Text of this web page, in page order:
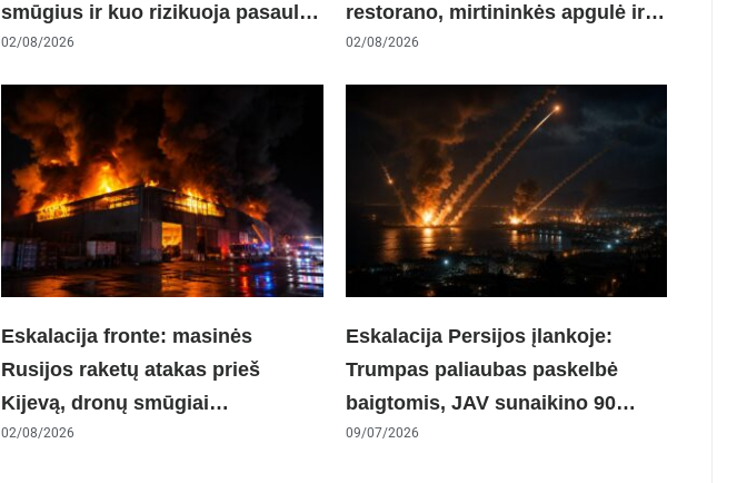
smūgius ir kuo rizikuoja pasaulio
ekonomika
02/08/2026
restorano, mirtininkės apgulė ir
tikrieji taikiniai
02/08/2026
Eskalacija fronte: masinės
Rusijos raketų atakas prieš
Kijevą, dronų smūgiai
„Wildberries“ ir žiemos krizės
02/08/2026
Eskalacija Persijos įlankoje:
Trumpas paliaubas paskelbė
baigtomis, JAV sunaikino 90
karinių taikinių Irane
09/07/2026